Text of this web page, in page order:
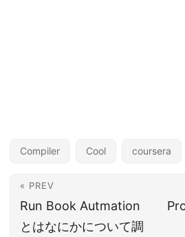
Compiler Cool coursera
« PREV
Run Book Autmation
とはなにかについて調